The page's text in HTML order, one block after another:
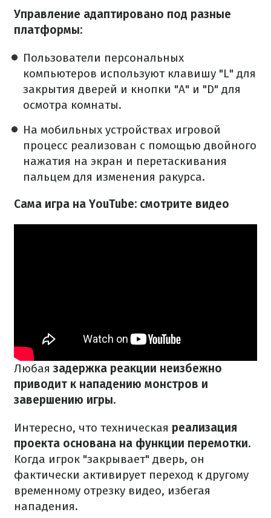
Управление адаптировано под разные
платформы:
Пользователи персональных
компьютеров используют клавишу "L" для
закрытия дверей и кнопки "A" и "D" для
осмотра комнаты.
На мобильных устройствах игровой
процесс реализован с помощью двойного
нажатия на экран и перетаскивания
пальцем для изменения ракурса.
Сама игра на YouTube: смотрите видео
Любаязадержка реакции неизбежно
приводит к нападению монстров и
завершению игры.
Интересно, что техническая реализация
проекта основана на функции перемотки.
Когда игрок "закрывает" дверь, он
фактически активирует переход к другому
временному отрезку видео, избегая
нападения.